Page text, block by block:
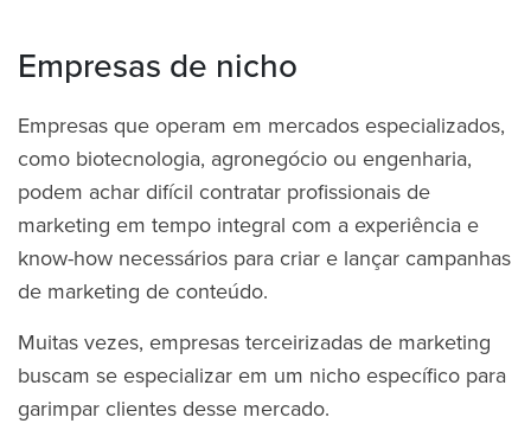
Empresas de nicho
Empresas que operam em mercados especializados,
como biotecnologia, agronegócio ou engenharia,
podem achar difícil contratar profissionais de
marketing em tempo integral com a experiência e
know-how necessários para criar e lançar campanhas
de marketing de conteúdo.
Muitas vezes, empresas terceirizadas de marketing
buscam se especializar em um nicho específico para
garimpar clientes desse mercado.